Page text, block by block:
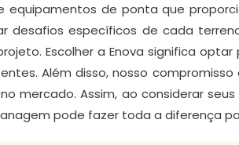
equipamentos de ponta que
desafios específicos de cada
Escolher a Enova significa
Além disso, nosso
mercado. Assim, ao considerar
pode fazer toda a diferença